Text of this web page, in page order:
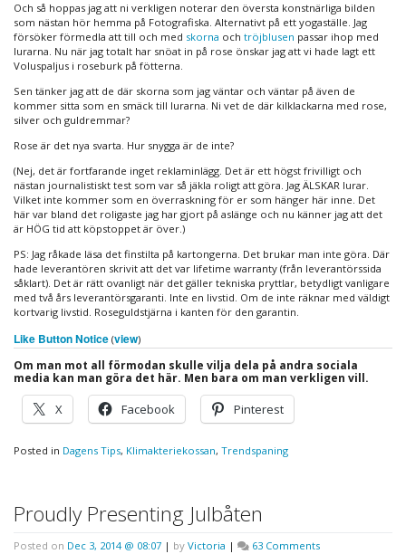
Och så hoppas jag att ni verkligen noterar den översta konstnärliga bilden
som nästan hör hemma på Fotografiska. Alternativt på ett yogaställe. Jag
försöker förmedla att till och med skorna och tröjblusen passar ihop med
lurarna. Nu när jag totalt har snöat in på rose önskar jag att vi hade lagt ett
Voluspaljus i roseburk på fötterna.
Sen tänker jag att de där skorna som jag väntar och väntar på även de
kommer sitta som en smäck till lurarna. Ni vet de där kilklackarna med rose,
silver och guldremmar?
Rose är det nya svarta. Hur snygga är de inte?
(Nej, det är fortfarande inget reklaminlägg. Det är ett högst frivilligt och
nästan journalistiskt test som var så jäkla roligt att göra. Jag ÄLSKAR lurar.
Vilket inte kommer som en överraskning för er som hänger här inne. Det
här var bland det roligaste jag har gjort på aslänge och nu känner jag att det
är HÖG tid att köpstoppet är över.)
PS: Jag råkade läsa det finstilta på kartongerna. Det brukar man inte göra. Där
hade leverantören skrivit att det var lifetime warranty (från leverantörssida
såklart). Det är rätt ovanligt när det gäller tekniska pryttlar, betydligt vanligare
med två års leverantörsgaranti. Inte en livstid. Om de inte räknar med väldigt
kortvarig livstid. Roseguldstjärna i kanten för den garantin.
Like Button Notice (view)
Om man mot all förmodan skulle vilja dela på andra sociala
media kan man göra det här. Men bara om man verkligen vill.
X Facebook Pinterest
Posted in Dagens Tips, Klimakteriekossan, Trendspaning
Proudly Presenting Julbåten
Posted on Dec 3, 2014 @ 08:07 | by Victoria | 63 Commentson